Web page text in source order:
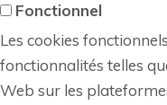
Fonctionnel
Les cookies
fonctionnalités telles
Web sur les